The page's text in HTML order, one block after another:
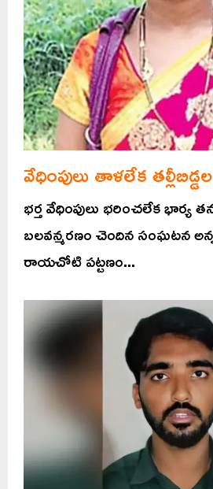
వేధింపులు తాళలేక
భర్త వేధింపులు భరించలేక భార్య
బలవన్మరణం చెందిన సంఘటన
రాయచోటి పట్టణం...